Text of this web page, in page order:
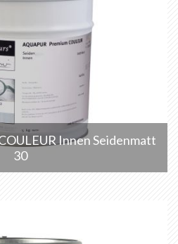
Innen Seidenmatt
30